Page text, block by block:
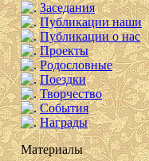
Заседания
Публикации наши
Публикации о нас
Проекты
Родословные
Поездки
Творчество
События
Награды
Материалы